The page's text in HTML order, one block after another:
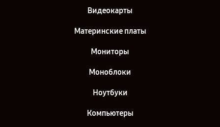
Видеокарты
Материнские платы
Мониторы
Моноблоки
Ноутбуки
Компьютеры